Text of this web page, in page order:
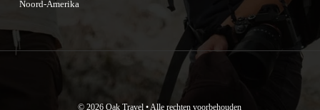
Noord-Amerika
© 2026 Oak Travel • Alle rechten voorbehouden